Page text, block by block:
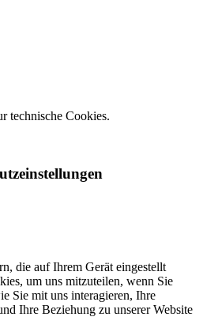
technische Cookies.
die auf Ihrem Gerät eingestellt
um uns mitzuteilen, wenn Sie
Sie mit uns interagieren, Ihre
Ihre Beziehung zu unserer Website